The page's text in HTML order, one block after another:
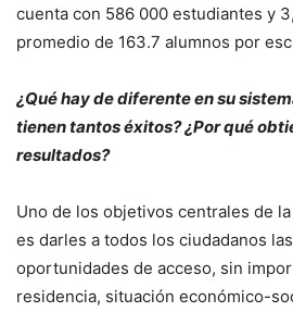
cuenta con 586 000 estudiantes y
promedio de 163.7 alumnos por
¿Qué hay de diferente en su
tienen tantos éxitos? ¿Por qué
resultados?
Uno de los objetivos centrales de
es darles a todos los ciudadanos
oportunidades de acceso, sin
residencia, situación económico-